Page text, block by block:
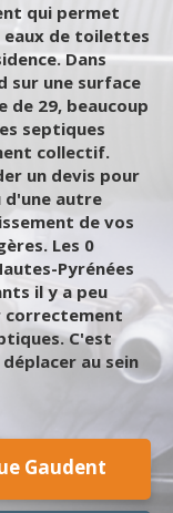
qui permet
eaux de toilettes
Dans
sur une surface
de 29, beaucoup
septiques
collectif.
un devis pour
d'une autre
de vos
Les 0
Pyrénées
il y a peu
correctement
C'est
au sein
Gaudent